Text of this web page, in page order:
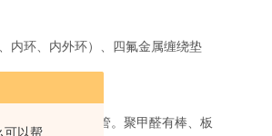
可以帮
内环、内外环）、四氟金属缠绕垫
有：棒、板、管。聚甲醛有棒、板